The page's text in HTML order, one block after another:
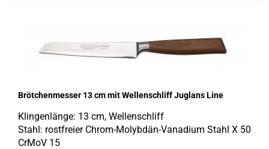
Bröt­chen­mes­ser 13 cm mit Wel­len­schliff Jug­lans Line
Klin­gen­län­ge: 13 cm, Wel­len­schliff
Stahl: rost­frei­er Chrom-​Molybdän-Vanadium Stahl X 50
CrMoV 15